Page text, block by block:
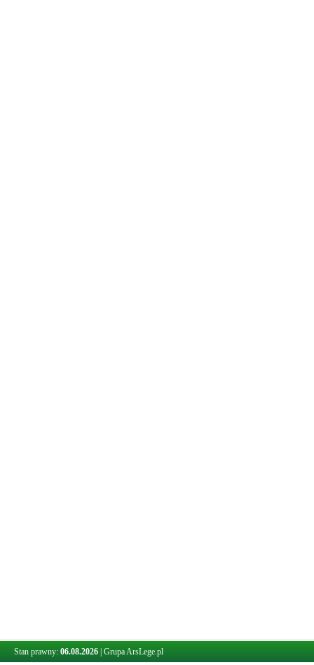
Stan prawny: 06.08.2026 Grupa ArsLege.pl